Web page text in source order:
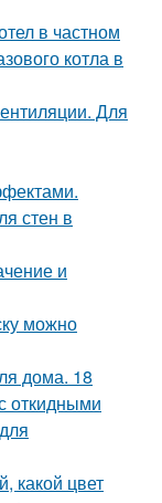
в частном
котла в
Для
стен в
и
можно
дома. 18
откидными
какой цвет